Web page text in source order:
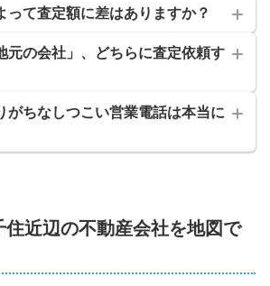
って査定額に差はありますか？
元の会社」、どちらに査定依頼す
がちなしつこい営業電話は本当に
住近辺の不動産会社を地図で